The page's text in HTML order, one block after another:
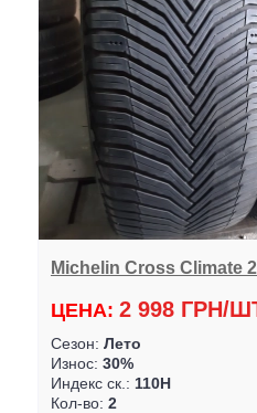
Michelin Cross Climate
ЦЕНА: 2 998 ГРН/
Сезон: Лето
Износ: 30%
Индекс ск.: 110H
Кол-во: 2